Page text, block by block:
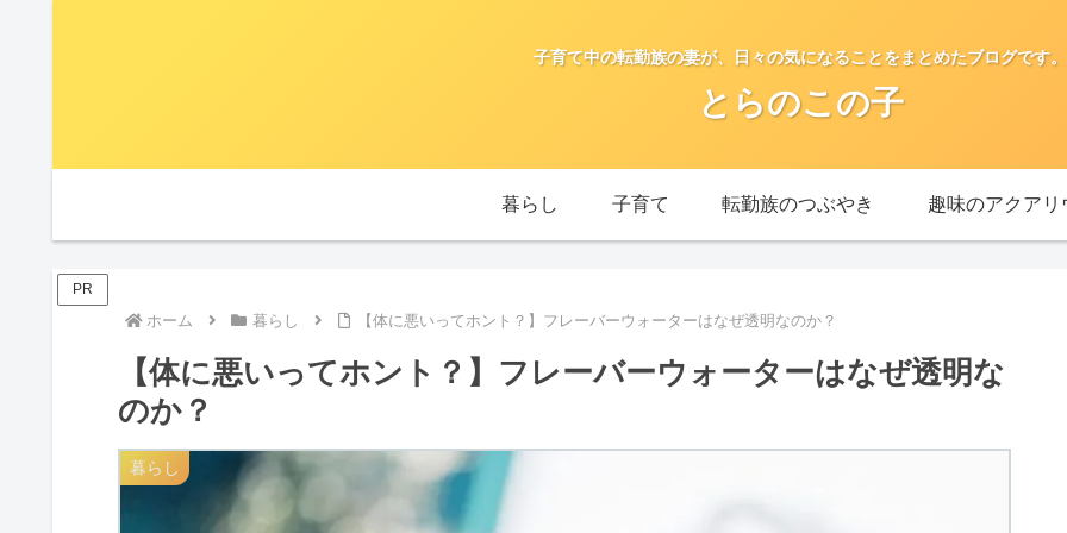
子育て中の転勤族の妻が、日々の気になることをまとめたブログです。
とらのこの子
暮らし 子育て 転勤族のつぶやき 趣味のアクアリ
PR
ホーム 暮らし 【体に悪いってホント？】フレーバーウォーターはなぜ透明なのか？
【体に悪いってホント？】フレーバーウォーターはなぜ透明な
のか？
暮らし